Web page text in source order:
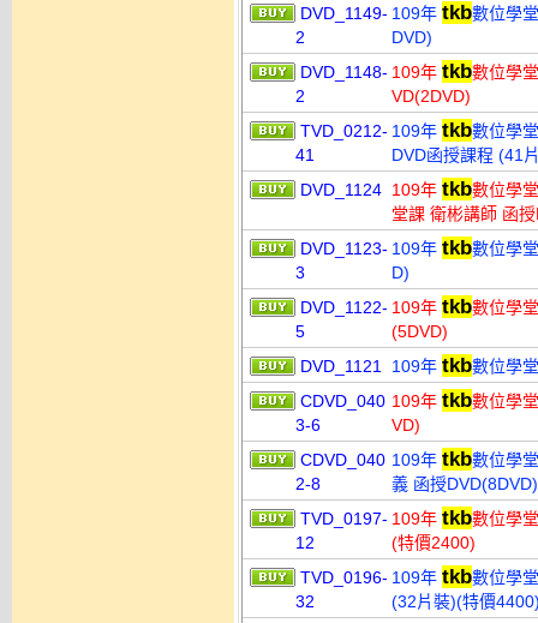
DVD_1149-
2
109年 tkb數位學
DVD)
DVD_1148-
2
109年 tkb數位學
VD(2DVD)
TVD_0212-
41
109年 tkb數位學
DVD函授課程 (41
DVD_1124 109年 tkb數位學
堂課 衛彬講師 函
DVD_1123-
3
109年 tkb數位學
D)
DVD_1122-
5
109年 tkb數位學
(5DVD)
DVD_1121
109年 tkb數位學
CDVD_040
3-6
109年 tkb數位學
VD)
CDVD_040
2-8
109年 tkb數位學
義 函授DVD(8DVD)
TVD_0197-
12
109年 tkb數位學
(特價2400)
TVD_0196-
32
109年 tkb數位學
(32片裝)(特價